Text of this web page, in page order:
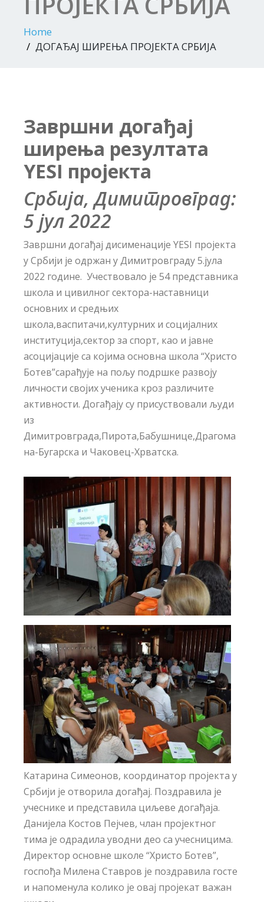
Home
ДОГАЂАЈ ШИРЕЊА ПРОЈЕКТА СРБИЈА
Завршни догађај
ширења резултата
YESI пројекта
Србија, Димитровград:
5 јул 2022
Завршни догађај дисименације YESI пројекта
у Србији је одржан у Димитровграду 5.јула
2022 године. Учествовало је 54 представника
школа и цивилног сектора-наставници
основних и средњих
школа,васпитачи,културних и социјалних
институција,сектор за спорт, као и јавне
асоцијације са којима основна школа “Христо
Ботев”сарађује на пољу подршке развоју
личности својих ученика кроз различите
активности. Догађају су присуствовали људи
из
Димитровграда,Пирота,Бабушнице,Драгома
на-Бугарска и Чаковец-Хрватска.
Катарина Симеонов, координатор пројекта у
Србији је отворила догађај. Поздравила је
учеснике и представила циљеве догађаја.
Данијела Костов Пејчев, члан пројектног
тима је одрадила уводни део са учесницима.
Директор основне школе “Христо Ботев”,
госпођа Милена Ставров је поздравила госте
и напоменула колико је овај пројекат важан